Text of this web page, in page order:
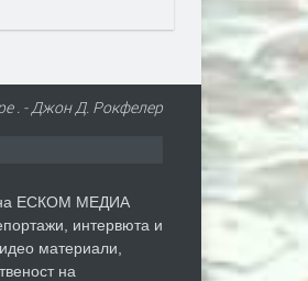
. - Джон Д. Рокфелер
на ЕСКОМ МЕДИА
интервюта и
материали,
на